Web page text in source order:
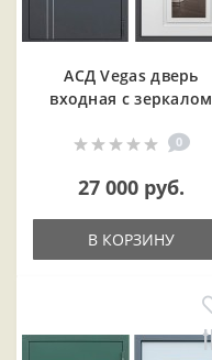
АСД Vegas дверь
входная с зеркалом
0
27 000 руб.
В КОРЗИНУ